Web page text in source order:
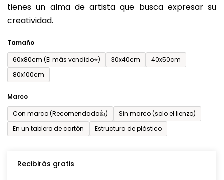
tienes un alma de artista que busca expresar su
creatividad.
Tamaño
60x80cm (El más vendido⭐)
30x40cm
40x50cm
80x100cm
Marco
Con marco (Recomendado👍)
Sin marco (solo el lienzo)
En un tablero de cartón
Estructura de plástico
Recibirás gratis